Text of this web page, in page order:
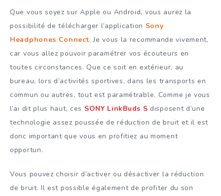
Que vous soyez sur Apple ou Android, vous aurez la
possibilité de télécharger l’application Sony
Headphones Connect. Je vous la recommande vivement,
car vous allez pouvoir paramétrer vos écouteurs en
toutes circonstances. Que ce soit en extérieur, au
bureau, lors d’activités sportives, dans les transports en
commun ou autres, tout est paramétrable. Comme je vous
l’ai dit plus haut, ces SONY LinkBuds S disposent d’une
technologie assez poussée de réduction de bruit et il est
donc important que vous en profitiez au moment
opportun.
Vous pouvez choisir d’activer ou désactiver la réduction
de bruit. Il est possible également de profiter du son